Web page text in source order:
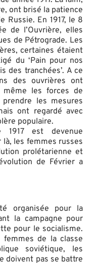
ont brisé la patience
Russie. En 1917, le 8
de l’Ouvrière, elles
de Pétrograde. Les
certaines étaient
du ‘Pain pour nos
des tranchées’. A ce
des ouvrières ont
les forces de
les mesures
ont regardé avec
populaire.
1917 est devenue
là, les femmes russes
prolétarienne et
de Février a
organisée pour la
la campagne pour
pour le socialisme.
de la classe
soviétique, les
doivent pas se battre